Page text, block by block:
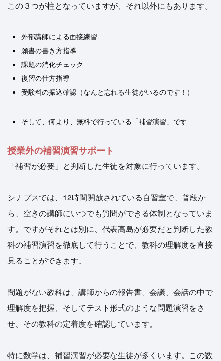
この３つが柱となっていますが、それ以外にもあります。
外部講師による面接練習
願書の書き方指導
課題の消化チェック
復習の仕方指導
受験料の振込確認（なんと忘れる生徒がいるのです！）
そして、何より、無料で行っている「補習演習」です
授業外の補習演習サポート
「補習が必要」と判断した生徒を対象に行っています。
シナプスでは、12時間開放されている自習室で、普段か
ら、空きの講師にいつでも質問ができる体制となっていま
す。ですがそれとは別に、代表高島が必要だと判断した教
科の補習演習を徹底して行うことで、教科の理解度を直接
見ることができます。
問題がない教科は、講師からの報告書、会議、会話の中で
理解度を把握、そしてテスト形式のような問題演習をさ
せ、その教科の定着度を確認しています。
特に数学は、補習演習が必要な生徒が多くいます。この数